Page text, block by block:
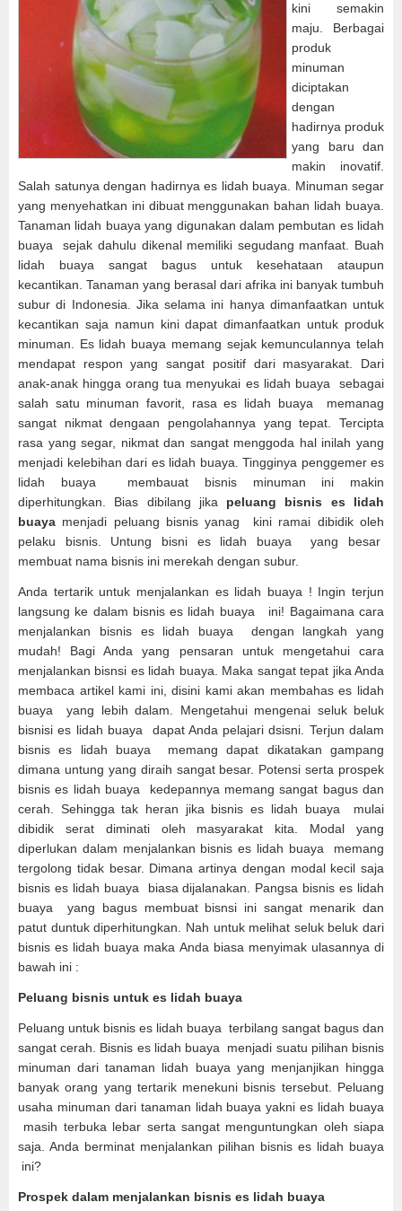
kini semakin
maju. Berbagai
produk
minuman
diciptakan
dengan
hadirnya produk
yang baru dan
makin inovatif.
Salah satunya dengan hadirnya es lidah buaya. Minuman segar
yang menyehatkan ini dibuat menggunakan bahan lidah buaya.
Tanaman lidah buaya yang digunakan dalam pembutan es lidah
buaya sejak dahulu dikenal memiliki segudang manfaat. Buah
lidah buaya sangat bagus untuk kesehataan ataupun
kecantikan. Tanaman yang berasal dari afrika ini banyak tumbuh
subur di Indonesia. Jika selama ini hanya dimanfaatkan untuk
kecantikan saja namun kini dapat dimanfaatkan untuk produk
minuman. Es lidah buaya memang sejak kemunculannya telah
mendapat respon yang sangat positif dari masyarakat. Dari
anak-anak hingga orang tua menyukai es lidah buaya sebagai
salah satu minuman favorit, rasa es lidah buaya memanag
sangat nikmat dengaan pengolahannya yang tepat. Tercipta
rasa yang segar, nikmat dan sangat menggoda hal inilah yang
menjadi kelebihan dari es lidah buaya. Tingginya penggemer es
lidah buaya membauat bisnis minuman ini makin
diperhitungkan. Bias dibilang jika peluang bisnis es lidah
buaya menjadi peluang bisnis yanag kini ramai dibidik oleh
pelaku bisnis. Untung bisni es lidah buaya yang besar
membuat nama bisnis ini merekah dengan subur.
Anda tertarik untuk menjalankan es lidah buaya ! Ingin terjun
langsung ke dalam bisnis es lidah buaya ini! Bagaimana cara
menjalankan bisnis es lidah buaya dengan langkah yang
mudah! Bagi Anda yang pensaran untuk mengetahui cara
menjalankan bisnsi es lidah buaya. Maka sangat tepat jika Anda
membaca artikel kami ini, disini kami akan membahas es lidah
buaya yang lebih dalam. Mengetahui mengenai seluk beluk
bisnisi es lidah buaya dapat Anda pelajari dsisni. Terjun dalam
bisnis es lidah buaya memang dapat dikatakan gampang
dimana untung yang diraih sangat besar. Potensi serta prospek
bisnis es lidah buaya kedepannya memang sangat bagus dan
cerah. Sehingga tak heran jika bisnis es lidah buaya mulai
dibidik serat diminati oleh masyarakat kita. Modal yang
diperlukan dalam menjalankan bisnis es lidah buaya memang
tergolong tidak besar. Dimana artinya dengan modal kecil saja
bisnis es lidah buaya biasa dijalanakan. Pangsa bisnis es lidah
buaya yang bagus membuat bisnsi ini sangat menarik dan
patut duntuk diperhitungkan. Nah untuk melihat seluk beluk dari
bisnis es lidah buaya maka Anda biasa menyimak ulasannya di
bawah ini :
Peluang bisnis untuk es lidah buaya
Peluang untuk bisnis es lidah buaya terbilang sangat bagus dan
sangat cerah. Bisnis es lidah buaya menjadi suatu pilihan bisnis
minuman dari tanaman lidah buaya yang menjanjikan hingga
banyak orang yang tertarik menekuni bisnis tersebut. Peluang
usaha minuman dari tanaman lidah buaya yakni es lidah buaya
masih terbuka lebar serta sangat menguntungkan oleh siapa
saja. Anda berminat menjalankan pilihan bisnis es lidah buaya
ini?
Prospek dalam menjalankan bisnis es lidah buaya